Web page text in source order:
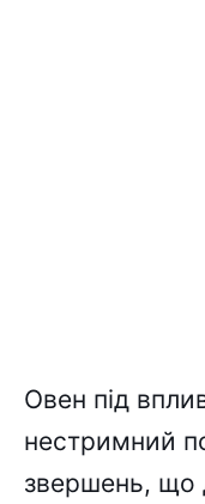
Овен під
нестримний
звершень, що